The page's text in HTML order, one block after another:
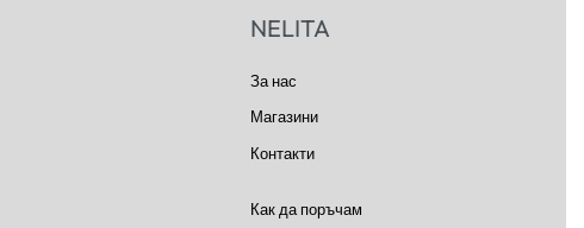
NELITA
За нас
Магазини
Контакти
Как да поръчам